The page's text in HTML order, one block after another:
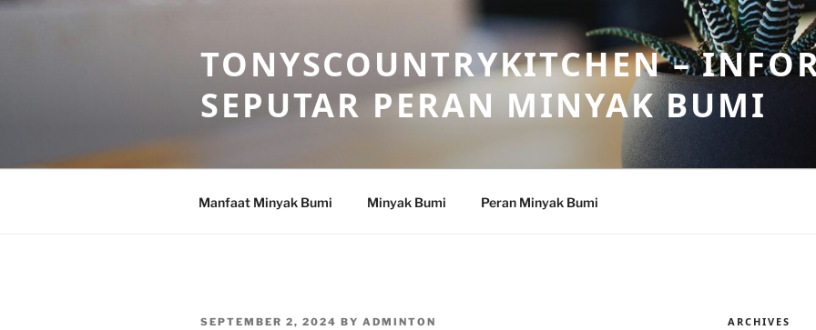
Skip
TONYSCOUNTRYKITCHEN –
SEPUTAR PERAN MINYAK BUMI
Manfaat Minyak Bumi Minyak Bumi Peran Minyak Bumi
POSTED
SEPTEMBER 2, 2024 BY ADMINTON ARCHIVES